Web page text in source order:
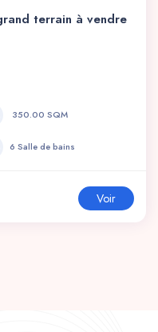
terrain à vendre
350.00 SQM
6 Salle de bains
Voir